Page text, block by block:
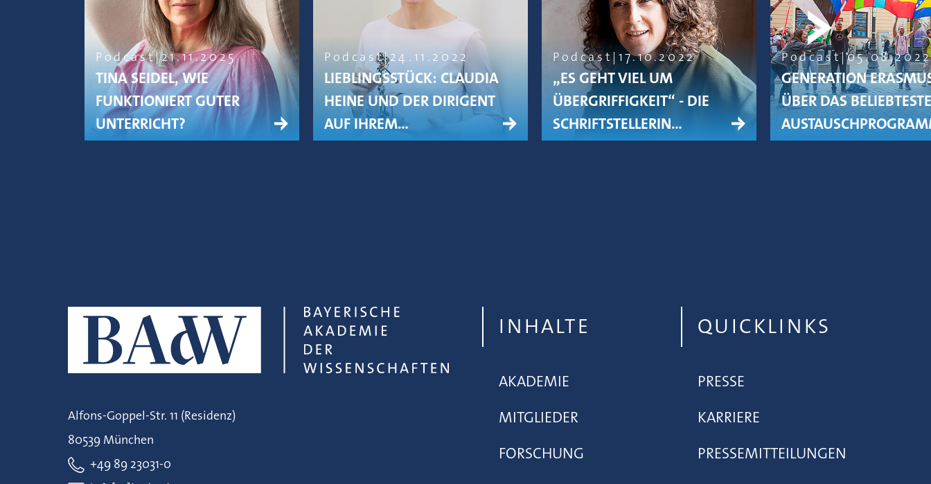
Podcast 21.11.2025
TINA SEIDEL, WIE
FUNKTIONIERT GUTER
UNTERRICHT?
Podcast 24.11.2022
LIEBLINGSSTÜCK: CLAUDIA
HEINE UND DER DIRIGENT
AUF IHREM…
Podcast 17.10.2022
„ES GEHT VIEL UM
ÜBERGRIFFIGKEIT“ - DIE
SCHRIFTSTELLERIN…
Podcast 05.08.2022
GENERATION
ÜBER DAS BELIEBTESTE
Alfons-Goppel-Str. 11 (Residenz)
80539 München
+49 89 23031-0
INHALTE
AKADEMIE
MITGLIEDER
FORSCHUNG
QUICKLINKS
PRESSE
KARRIERE
PRESSEMITTEILUNGEN